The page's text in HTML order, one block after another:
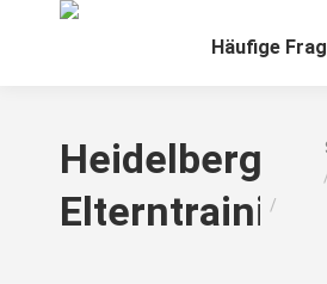
Häufige
Heidelberger
Elterntraining
Sie